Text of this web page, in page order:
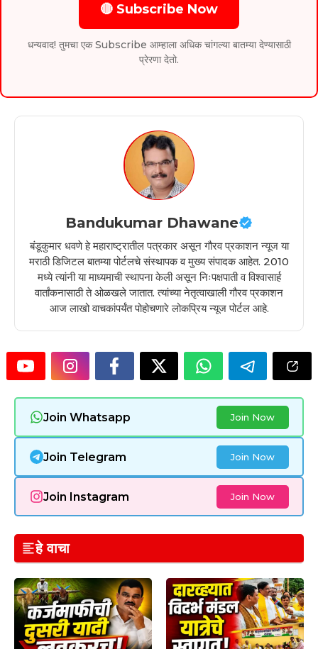
🔴 Subscribe Now
धन्यवाद! तुमचा एक Subscribe आम्हाला अधिक चांगल्या बातम्या देण्यासाठी
प्रेरणा देतो.
Bandukumar Dhawane
बंडूकुमार धवणे हे महाराष्ट्रातील पत्रकार असून गौरव प्रकाशन न्यूज या
मराठी डिजिटल बातम्या पोर्टलचे संस्थापक व मुख्य संपादक आहेत. 2010
मध्ये त्यांनी या माध्यमाची स्थापना केली असून निःपक्षपाती व विश्वासार्ह
वार्तांकनासाठी ते ओळखले जातात. त्यांच्या नेतृत्वाखाली गौरव प्रकाशन
आज लाखो वाचकांपर्यंत पोहोचणारे लोकप्रिय न्यूज पोर्टल आहे.
Join Whatsapp Join Now
Join Telegram Join Now
Join Instagram Join Now
हे वाचा